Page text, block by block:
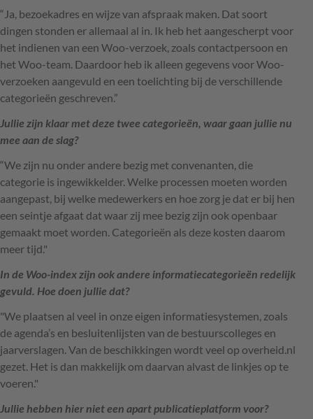
“Ja, bezoekadres en wijze van afspraak maken. Dat soort
dingen stonden er allemaal al in. Ik heb het aangescherpt voor
het indienen van een Woo-verzoek, zoals contactpersoon en
het Woo-team. Daardoor heb ik alleen gegevens voor Woo-
verzoeken aangevuld en een toelichting bij de verschillende
categorieën geschreven.”
Jullie zijn klaar met deze twee categorieën, waar gaan jullie nu
mee aan de slag?
“We zijn nu onder andere bezig met convenanten, die
categorie is ingewikkelder. Welke processen moeten worden
aangepast, bij welke medewerkers en hoe zorg je dat er bij hen
een seintje afgaat dat waar zij mee bezig zijn ook openbaar
gemaakt moet worden. Categorieën als deze kosten daarom
meer tijd."
In de Woo-index zijn ook andere informatiecategorieën redelijk
gevuld. Hoe doen jullie dat?
"We plaatsen al veel in onze eigen informatiesystemen, zoals
de agenda’s en besluitenlijsten van de bestuurscolleges en
jaarverslagen. Van de beschikkingen wordt veel op overheid.nl
gezet. Het is dan makkelijk om daarvan alvast de linkjes op te
voeren."
Jullie hebben hier niet een apart publicatieplatform voor?